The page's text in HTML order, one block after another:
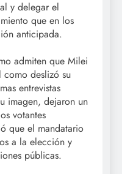
y delegar el
que en los
anticipada.
admiten que Milei
como deslizó su
entrevistas
imagen, dejaron un
votantes
que el mandatario
a la elección y
públicas.